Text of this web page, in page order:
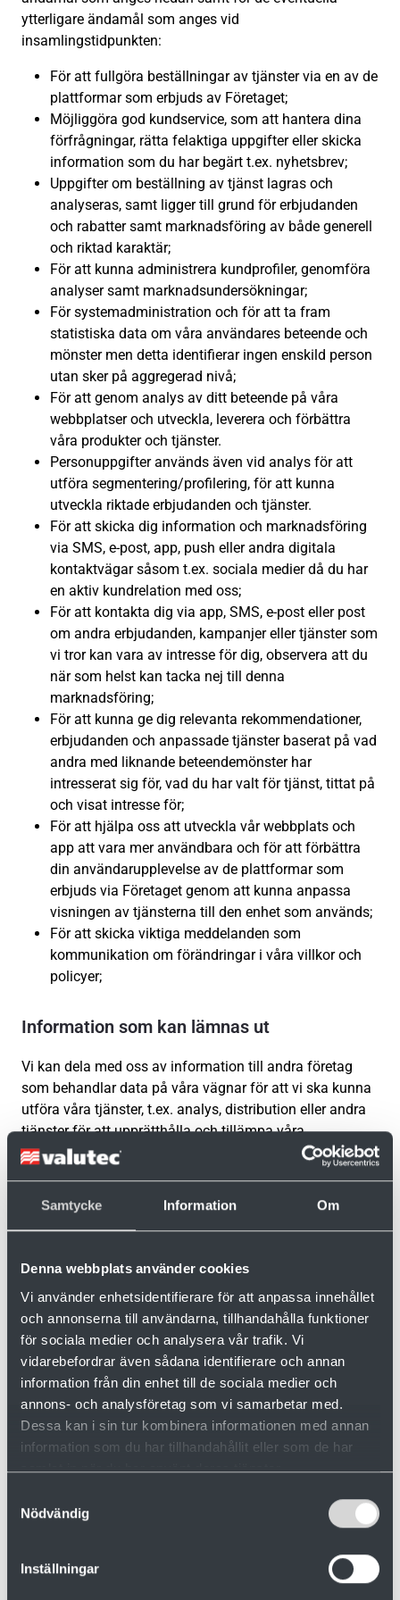
Samtycke Information Om
Denna webbplats använder cookies
Vi använder enhetsidentifierare för att anpassa innehållet
och annonserna till användarna, tillhandahålla funktioner
för sociala medier och analysera vår trafik. Vi
vidarebefordrar även sådana identifierare och annan
information från din enhet till de sociala medier och
annons- och analysföretag som vi samarbetar med.
Dessa kan i sin tur kombinera informationen med annan
information som du har tillhandahållit eller som de har
samlat in när du har använt deras tjänster.
Nödvändig
Inställningar
ytterligare ändamål som anges vid
insamlingstidpunkten:
För att fullgöra beställningar av tjänster via en av de
plattformar som erbjuds av Företaget;
Möjliggöra god kundservice, som att hantera dina
förfrågningar, rätta felaktiga uppgifter eller skicka
information som du har begärt t.ex. nyhetsbrev;
Uppgifter om beställning av tjänst lagras och
analyseras, samt ligger till grund för erbjudanden
och rabatter samt marknadsföring av både generell
och riktad karaktär;
För att kunna administrera kundprofiler, genomföra
analyser samt marknadsundersökningar;
För systemadministration och för att ta fram
statistiska data om våra användares beteende och
mönster men detta identifierar ingen enskild person
utan sker på aggregerad nivå;
För att genom analys av ditt beteende på våra
webbplatser och utveckla, leverera och förbättra
våra produkter och tjänster.
Personuppgifter används även vid analys för att
utföra segmentering/profilering, för att kunna
utveckla riktade erbjudanden och tjänster.
För att skicka dig information och marknadsföring
via SMS, e-post, app, push eller andra digitala
kontaktvägar såsom t.ex. sociala medier då du har
en aktiv kundrelation med oss;
För att kontakta dig via app, SMS, e-post eller post
om andra erbjudanden, kampanjer eller tjänster som
vi tror kan vara av intresse för dig, observera att du
när som helst kan tacka nej till denna
marknadsföring;
För att kunna ge dig relevanta rekommendationer,
erbjudanden och anpassade tjänster baserat på vad
andra med liknande beteendemönster har
intresserat sig för, vad du har valt för tjänst, tittat på
och visat intresse för;
För att hjälpa oss att utveckla vår webbplats och
app att vara mer användbara och för att förbättra
din användarupplevelse av de plattformar som
erbjuds via Företaget genom att kunna anpassa
visningen av tjänsterna till den enhet som används;
För att skicka viktiga meddelanden som
kommunikation om förändringar i våra villkor och
policyer;
Information som kan lämnas ut
Vi kan dela med oss av information till andra företag
som behandlar data på våra vägnar för att vi ska kunna
utföra våra tjänster, t.ex. analys, distribution eller andra
tjänster för att upprätthålla och tillämpa våra
användarvillkor och leveransvillkor. Vid all hantering av
personuppgifter iakttas dock alltid hög säkerhet och
Företaget samarbetar endast med partners som
företag som upprätthåller samma skyddsnivå som inom
EU/EES genom att t.ex. ha anslutit sig till den s.k.
Privacy Shield överenskommelsen mellan EU och USA.
Om cookies
När du använder vår webbplats kan det hända att
personuppgifter samlas in via t.ex. cookies. Detta görs
dock endast via ett separat samtycke. Då lagras
informationen om din användning och vilka sidor som
och internetuppkoppling såsom operativsystem,
identifierare. Vid besök på våra webbplatser där våra
tjänster tillhandahålls, kan olika tekniker användas för